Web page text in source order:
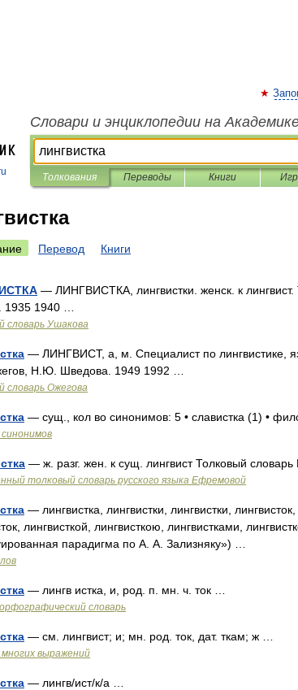
Словари и энциклопедии на
Толкования Переводы Книги
Перевод Книги
— ЛИНГВИСТКА, лингвистки. женск. к
1935 1940 …
словарь Ушакова
— ЛИНГВИСТ, а, м. Специалист по лингвистике,
Н.Ю. Шведова. 1949 1992 …
словарь Ожегова
— сущ., кол во синонимов: 5 • славистка (1) •
— ж. разг. жен. к сущ. лингвист Толковый
толковый словарь русского языка Ефремовой
— лингвистка, лингвистки, лингвистки,
лингвисткой, лингвисткою, лингвистками,
парадигма по А. А. Зализняку») …
— лингв истка, и, род. п. мн. ч. ток …
словарь
— см. лингвист; и; мн. род. ток, дат. ткам; ж …
выражений
— лингв/ист/к/а …